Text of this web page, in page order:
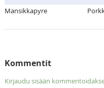
Mansikkapyre
Kommentit
Kirjaudu sisään